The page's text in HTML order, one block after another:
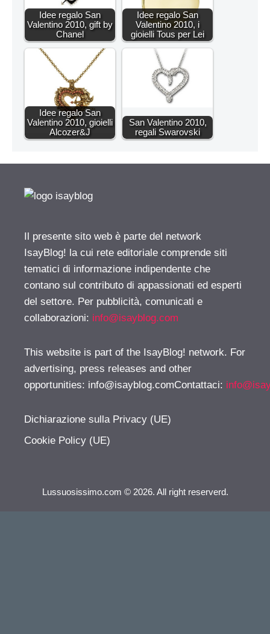
Idee regalo San
Valentino 2010, gift by
Chanel
Idee regalo San
Valentino 2010, i
gioielli Tous per Lei
Idee regalo San
Valentino 2010, gioielli
Alcozer&J
San Valentino 2010,
regali Swarovski
Il presente sito web è parte del network
IsayBlog! la cui rete editoriale comprende siti
tematici di informazione indipendente che
contano sul contributo di appassionati ed esperti
del settore. Per pubblicità, comunicati e
collaborazioni: info@isayblog.com
This website is part of the IsayBlog! network. For
advertising, press releases and other
opportunities: info@isayblog.comContattaci:
Dichiarazione sulla Privacy (UE)
Cookie Policy (UE)
Lussuosissimo.com © 2026. All right reserverd.